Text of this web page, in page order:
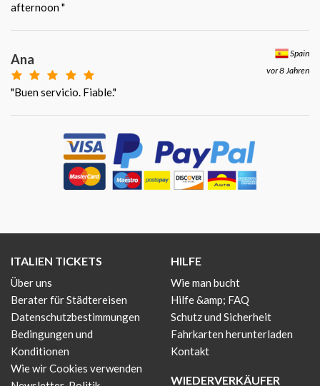
afternoon "
Spain
vor 8 Jahren
Ana
"Buen servicio. Fiable."
ITALIEN TICKETS
Über uns
Berater für Städtereisen
Datenschutzbestimmungen
Bedingungen und
Konditionen
Wie wir Cookies verwenden
HILFE
Wie man bucht
Hilfe &amp; FAQ
Schutz und Sicherheit
Fahrkarten herunterladen
Kontakt
WIEDERVERKÄUFER